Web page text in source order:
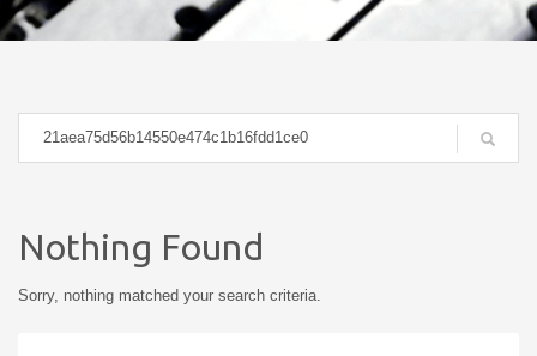
Nothing Found
Sorry, nothing matched your search criteria.